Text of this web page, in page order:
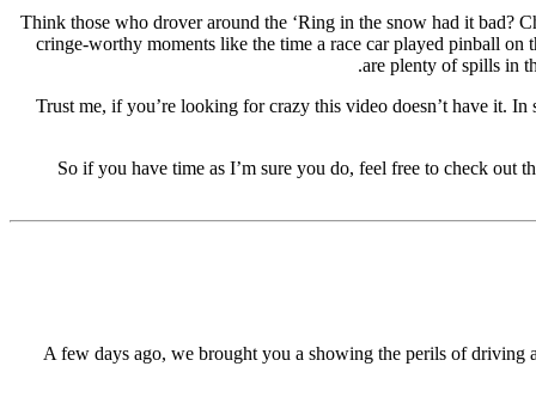
Think those who drover around the ‘Ring in the snow had it bad?
cringe-worthy moments like the time a race car played pinball on
are plenty of spills in
Trust me, if you’re looking for crazy this video doesn’t have it.
So if you have time as I’m sure you do, feel free to check out
A few days ago, we brought you a showing the perils of